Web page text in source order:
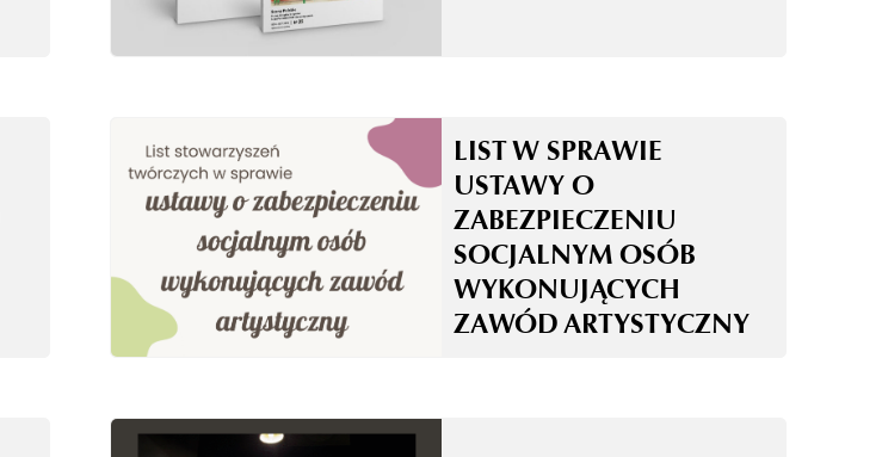
LIST W SPRAWIE
USTAWY O
ZABEZPIECZENIU
SOCJALNYM OSÓB
WYKONUJĄCYCH
ZAWÓD ARTYSTYCZNY